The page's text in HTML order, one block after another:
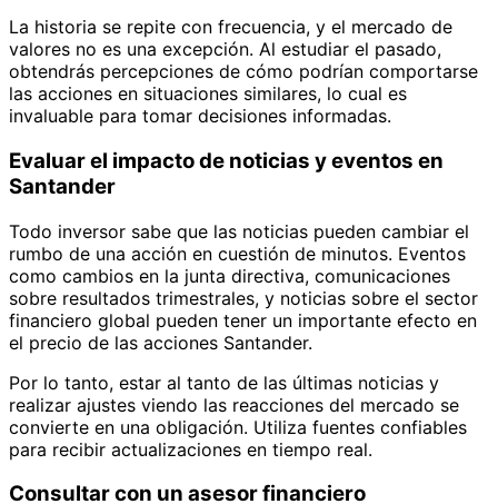
La historia se repite con frecuencia, y el mercado de
valores no es una excepción. Al estudiar el pasado,
obtendrás percepciones de cómo podrían comportarse
las acciones en situaciones similares, lo cual es
invaluable para tomar decisiones informadas.
Evaluar el impacto de noticias y eventos en
Santander
Todo inversor sabe que las noticias pueden cambiar el
rumbo de una acción en cuestión de minutos. Eventos
como cambios en la junta directiva, comunicaciones
sobre resultados trimestrales, y noticias sobre el sector
financiero global pueden tener un importante efecto en
el precio de las acciones Santander.
Por lo tanto, estar al tanto de las últimas noticias y
realizar ajustes viendo las reacciones del mercado se
convierte en una obligación. Utiliza fuentes confiables
para recibir actualizaciones en tiempo real.
Consultar con un asesor financiero